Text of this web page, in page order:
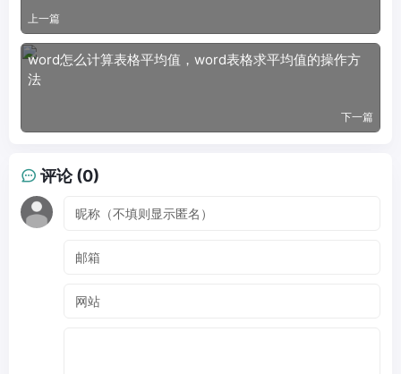
上一篇
word怎么计算表格平均值，word表格求平均值的操作方
法
下一篇
评论 (0)